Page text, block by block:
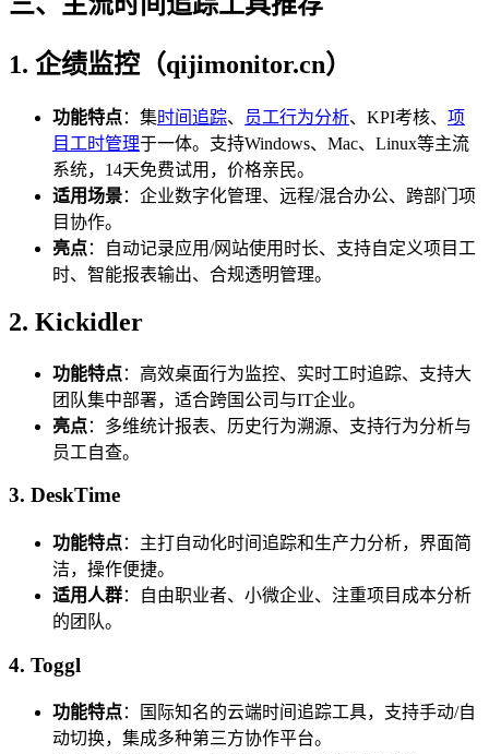
1. 企绩监控（qijimonitor.cn）
功能特点：集时间追踪、 员工行为分析、KPI考核、 项
目工时管理于一体。支持Windows、Mac、Linux等主流
系统，14天免费试用，价格亲民。
适用场景：企业数字化管理、远程/混合办公、跨部门项
目协作。
亮点：自动记录应用/网站使用时长、支持自定义项目工
时、智能报表输出、合规透明管理。
2. Kickidler
功能特点：高效桌面行为监控、实时工时追踪、支持大
团队集中部署，适合跨国公司与IT企业。
亮点：多维统计报表、历史行为溯源、支持行为分析与
员工自查。
3. DeskTime
功能特点：主打自动化时间追踪和生产力分析，界面简
洁，操作便捷。
适用人群：自由职业者、小微企业、注重项目成本分析
的团队。
4. Toggl
功能特点：国际知名的云端时间追踪工具，支持手动/自
动切换，集成多种第三方协作平台。